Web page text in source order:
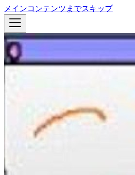
メインコンテンツまでスキップ